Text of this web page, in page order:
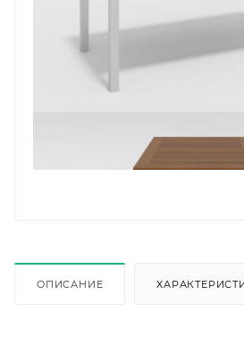
ОПИСАНИЕ